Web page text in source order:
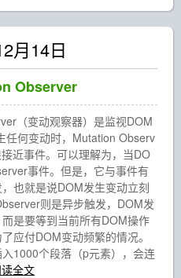
月14日
Observer
（变动观察器）是监视DOM
任何变动时，Mutation Observ
近事件。可以理解为，当DO
事件。但是，它与事件有
也就是说DOM发生变动立刻
则是异步触发，DOM发
是要等到当前所有DOM操作
应付DOM变动频繁的情况。
1000个段落（p元素），会连
全文